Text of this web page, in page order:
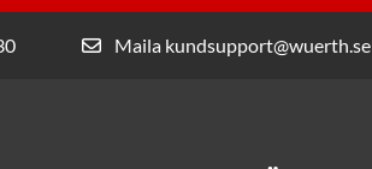
Maila kundsupport@wuerth.se